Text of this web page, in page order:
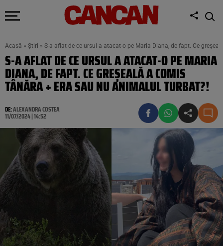
Acasă » Știri » S-a aflat de ce ursul a atacat-o pe Maria Diana, de fapt. Ce
S-A AFLAT DE CE URSUL A ATACAT-O PE MARIA
DIANA, DE FAPT. CE GREȘEALĂ A COMIS
TÂNĂRA + ERA SAU NU ANIMALUL TURBAT?!
DE:ALEXANDRA COSTEA
11/07/2024 | 14:52